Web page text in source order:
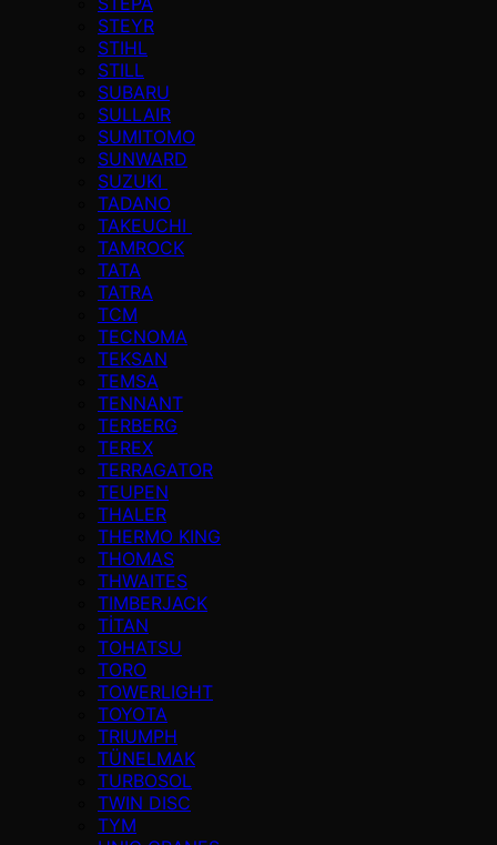
STEYR
STIHL
STILL
SUBARU
SULLAIR
SUMITOMO
SUNWARD
SUZUKI
TADANO
TAKEUCHI
TAMROCK
TATA
TATRA
TCM
TECNOMA
TEKSAN
TEMSA
TENNANT
TERBERG
TEREX
TERRAGATOR
TEUPEN
THALER
THERMO KING
THOMAS
THWAITES
TIMBERJACK
TİTAN
TOHATSU
TORO
TOWERLIGHT
TOYOTA
TRIUMPH
TÜNELMAK
TURBOSOL
TWIN DISC
TYM